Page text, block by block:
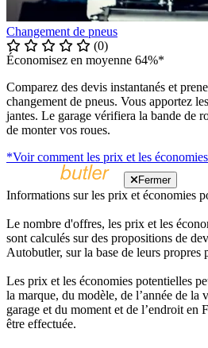
Changement de pneus
(0)
Économisez en moyenne 64%*
Comparez des devis instantanés et
changement de pneus. Vous apportez
jantes. Le garage vérifiera la bande de
de monter vos roues.
*Voir comment les prix et les
Fermer
Informations sur les prix et économies
Le nombre d'offres, les prix et les
sont calculés sur des propositions de
Autobutler, sur la base de leurs
Les prix et les économies potentielles
la marque, du modèle, de l’année de
garage et du moment et de l’endroit en
être effectuée.